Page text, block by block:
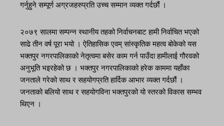
गर्नुहुने सम्पूर्ण अग्रजहरुप्रति उच्च सम्मान व्यक्त गर्दछौंं ।
२०७९ सालमा सम्पन्न स्थानीय तहको निर्वाचनबाट हामी निर्वाचित भएको
साढे तीन वर्ष पूरा भयो । ऐतिहासिक एवम् सांस्कृतिक महत्व बोकेको यस
भक्तपुर नगरपालिकाको नेतृत्वमा बसेर काम गर्न पाउँदा हामीलाई गौरवको
अनुभूति भइरहेको छ । भक्तपुर नगरपालिकाको हरेक काममा यहाँका
जनताले गरेको साथ र सहयोगप्रति हार्दिक आभार व्यक्त गर्दछौं ।
जनताको बलियो साथ र सहयोगविना भक्तपुरको यो स्तरको विकास सम्भव
थिएन ।